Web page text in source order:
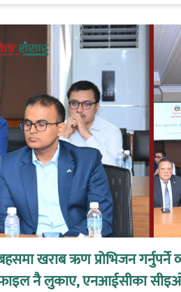
खराब ऋण प्रोभिजन
नै लुकाए, एनआईसीका